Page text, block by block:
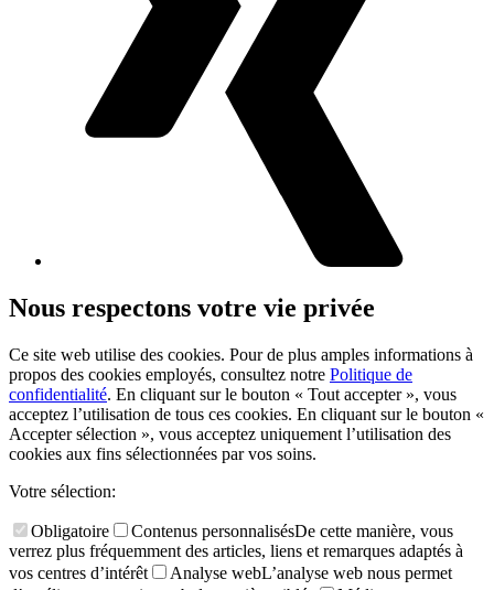
Nous respectons votre vie privée
Ce site web utilise des cookies. Pour de plus amples informations à
propos des cookies employés, consultez notre Politique de
confidentialité. En cliquant sur le bouton « Tout accepter », vous
acceptez l’utilisation de tous ces cookies. En cliquant sur le bouton «
Accepter sélection », vous acceptez uniquement l’utilisation des
cookies aux fins sélectionnées par vos soins.
Votre sélection:
Obligatoire Contenus personnalisésDe cette manière, vous
verrez plus fréquemment des articles, liens et remarques adaptés à
vos centres d’intérêt
Analyse webL’analyse web nous permet